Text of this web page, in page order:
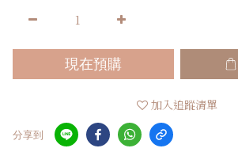
現在預購
加入追蹤清單
分享到